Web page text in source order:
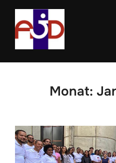
Zum
Inhalt
springen
Monat: